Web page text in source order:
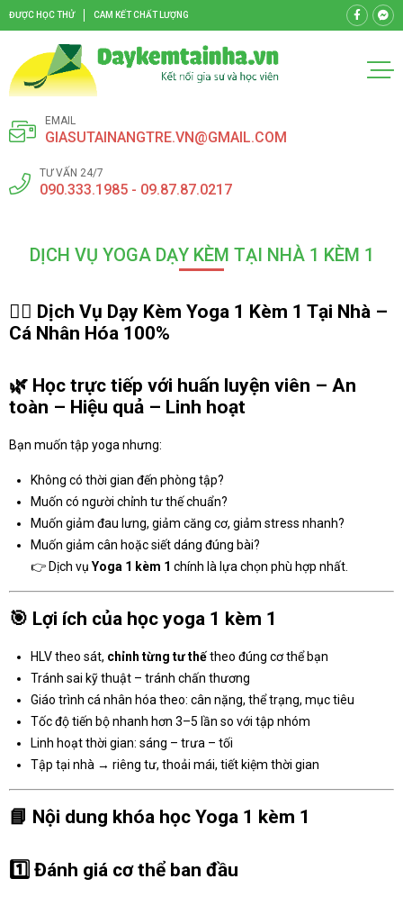
ĐƯỢC HỌC THỬ CAM KẾT CHẤT LƯỢNG
EMAIL
GIASUTAINANGTRE.VN@GMAIL.COM
TƯ VẤN 24/7
090.333.1985 - 09.87.87.0217
DỊCH VỤ YOGA DẠY KÈM TẠI NHÀ 1 KÈM 1
🧘‍♂️ Dịch Vụ Dạy Kèm Yoga 1 Kèm 1 Tại Nhà –
Cá Nhân Hóa 100%
🌿 Học trực tiếp với huấn luyện viên – An
toàn – Hiệu quả – Linh hoạt
Bạn muốn tập yoga nhưng:
Không có thời gian đến phòng tập?
Muốn có người chỉnh tư thế chuẩn?
Muốn giảm đau lưng, giảm căng cơ, giảm stress nhanh?
Muốn giảm cân hoặc siết dáng đúng bài?
👉 Dịch vụ Yoga 1 kèm 1 chính là lựa chọn phù hợp nhất.
🎯 Lợi ích của học yoga 1 kèm 1
HLV theo sát, chỉnh từng tư thếtheo đúng cơ thể bạn
Tránh sai kỹ thuật – tránh chấn thương
Giáo trình cá nhân hóa theo: cân nặng, thể trạng, mục tiêu
Tốc độ tiến bộ nhanh hơn 3–5 lần so với tập nhóm
Linh hoạt thời gian: sáng – trưa – tối
Tập tại nhà → riêng tư, thoải mái, tiết kiệm thời gian
📘 Nội dung khóa học Yoga 1 kèm 1
1️⃣ Đánh giá cơ thể ban đầu